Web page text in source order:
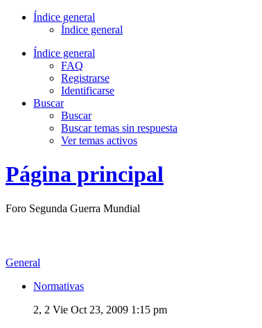
Índice general
Índice general
Índice general
FAQ
Registrarse
Identificarse
Buscar
Buscar
Buscar temas sin respuesta
Ver temas activos
Página principal
Foro Segunda Guerra Mundial
General
Normativas
2, 2 Vie Oct 23, 2009 1:15 pm